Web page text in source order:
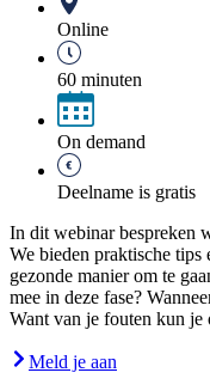
Online
60 minuten
On demand
Deelname is gratis
In dit webinar bespreken
We bieden praktische tips
gezonde manier om te
mee in deze fase?
Want van je fouten kun je
Meld je aan